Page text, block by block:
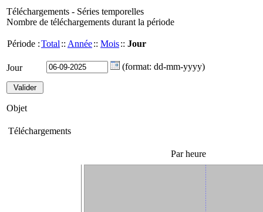
Téléchargements - Séries temporelles
Nombre de téléchargements durant la période
Période :Total :: Année:: Mois:: Jour
Jour (format: dd-mm-yyyy)
Objet
Téléchargements
Par heure